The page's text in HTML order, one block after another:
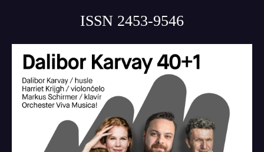
ISSN 2453-9546